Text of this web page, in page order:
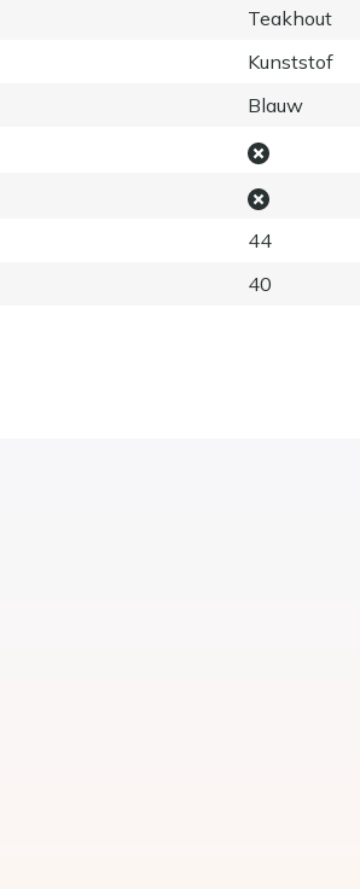
Teakhout
Kunststof
Blauw
44
40